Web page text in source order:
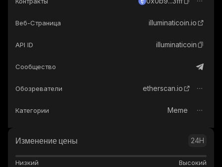
Веб-Страница illuminaticoin.io
API ID illuminaticoin
Сообщество
Обозреватели etherscan.io
Категории Meme
Изменение цены 24H
Низкий Высокий